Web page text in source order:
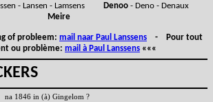
- Lansen - Lamsens Denoo- Deno - Denaux
Meire
of probleem: mail naar Paul Lanssens - Pour tout
ou problème: mail à Paul Lanssens «««
na 1846 in (à) Gingelom ?